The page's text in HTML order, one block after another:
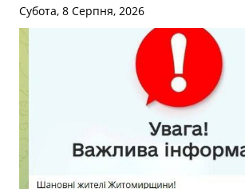
Субота, 8 Серпня, 2026